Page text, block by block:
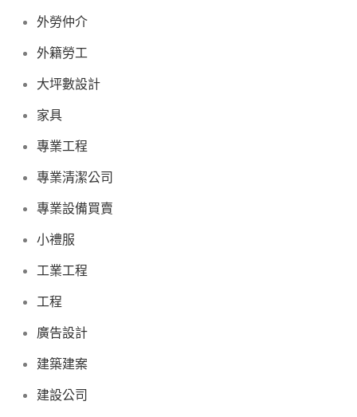
外勞仲介
外籍勞工
大坪數設計
家具
專業工程
專業清潔公司
專業設備買賣
小禮服
工業工程
工程
廣告設計
建築建案
建設公司